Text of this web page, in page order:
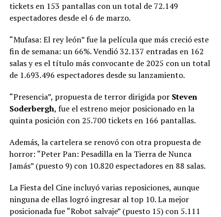
tickets en 153 pantallas con un total de 72.149
espectadores desde el 6 de marzo.
“Mufasa: El rey león” fue la película que más creció este
fin de semana: un 66%. Vendió 32.137 entradas en 162
salas y es el título más convocante de 2025 con un total
de 1.693.496 espectadores desde su lanzamiento.
“Presencia”, propuesta de terror dirigida por Steven
Soderbergh, fue el estreno mejor posicionado en la
quinta posición con 25.700 tickets en 166 pantallas.
Además, la cartelera se renovó con otra propuesta de
horror: “Peter Pan: Pesadilla en la Tierra de Nunca
Jamás” (puesto 9) con 10.820 espectadores en 88 salas.
La Fiesta del Cine incluyó varias reposiciones, aunque
ninguna de ellas logró ingresar al top 10. La mejor
posicionada fue “Robot salvaje” (puesto 15) con 5.111